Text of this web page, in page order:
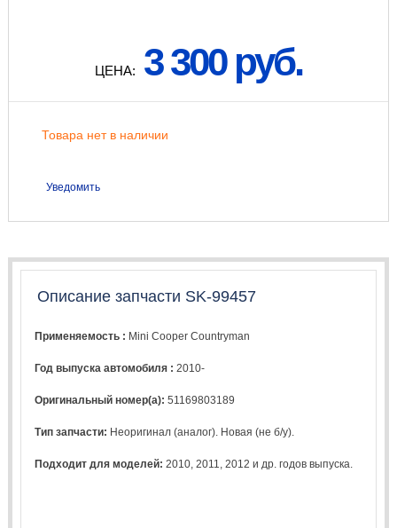
ЦЕНА: 3 300 руб.
Товара нет в наличии
Уведомить
Описание запчасти SK-99457
Применяемость : Mini Cooper Countryman
Год выпуска автомобиля :2010-
Оригинальный номер(а):51169803189
Тип запчасти: Неоригинал (аналог). Новая (не б/у).
Подходит для моделей: 2010 ,2011 ,2012 и др. годов выпуска.